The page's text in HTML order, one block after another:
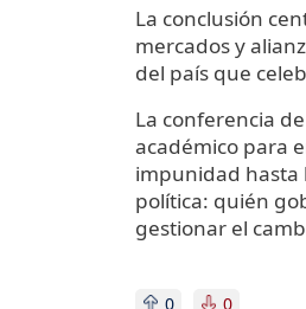
La conclusión
mercados y
del país que
La conferencia
académico para
impunidad hasta
política: quién
gestionar el
0 0